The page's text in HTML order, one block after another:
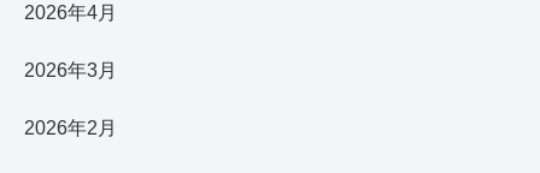
2026年4月
2026年3月
2026年2月